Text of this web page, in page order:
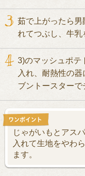
茹で上がったら男
れてつぶし、牛乳
3)のマッシュポテ
入れ、耐熱性の
ブントースターで
じゃがいもとアス
入れて生地をやわ
ます。